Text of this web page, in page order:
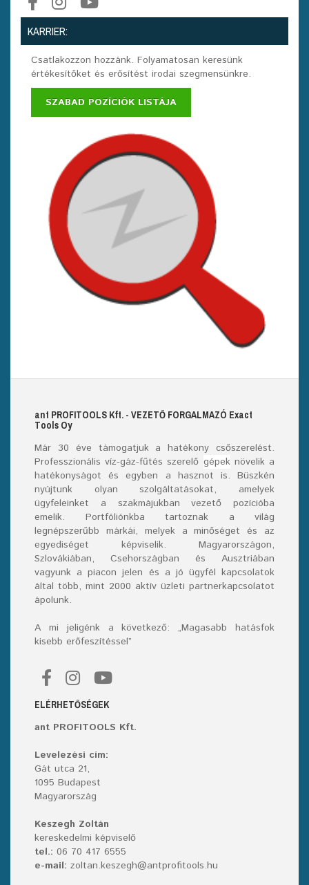
KARRIER:
Csatlakozzon hozzánk. Folyamatosan keresünk
értékesítőket és erősítést irodai szegmensünkre.
SZABAD POZÍCIÓK LISTÁJA
ant PROFITOOLS Kft. - VEZETŐ FORGALMAZÓ Exact
Tools Oy
Már 30 éve támogatjuk a hatékony csőszerelést.
Professzionális víz-gáz-fűtés szerelő gépeknövelik a
hatékonyságot és egyben a hasznot is. Büszkén
nyújtunk olyan szolgáltatásokat, amelyek
ügyfeleinket a szakmájukban vezető pozícióba
emelik. Portfóliónkba tartoznak a világ
legnépszerűbb márkái, melyek a minőséget és az
egyediséget képviselik. Magyarországon,
Szlovákiában, Csehországban és Ausztriában
vagyunk a piacon jelen és a jó ügyfél kapcsolatok
által több, mint 2000 aktív üzleti partnerkapcsolatot
ápolunk.
A mi jeligénk a következő: „Magasabb hatásfok
kisebb erőfeszítéssel”
ELÉRHETŐSÉGEK
ant PROFITOOLS Kft.
Levelezési cím:
Gát utca 21,
1095 Budapest
Magyarország
Keszegh Zoltán
kereskedelmi képviselő
tel.: 06 70 417 6555
e-mail: zoltan.keszegh@antprofitools.hu